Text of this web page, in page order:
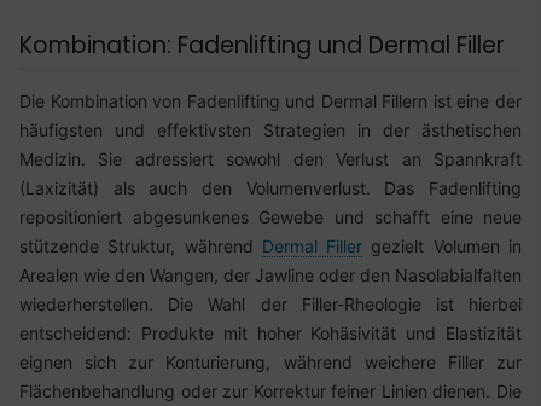
Kombination: Fadenlifting und Dermal Filler
Die Kombination von Fadenlifting und Dermal Fillern ist eine der
häufigsten und effektivsten Strategien in der ästhetischen
Medizin. Sie adressiert sowohl den Verlust an Spannkraft
(Laxizität) als auch den Volumenverlust. Das Fadenlifting
repositioniert abgesunkenes Gewebe und schafft eine neue
stützende Struktur, während Dermal Filler gezielt Volumen in
Arealen wie den Wangen, der Jawline oder den Nasolabialfalten
wiederherstellen. Die Wahl der Filler-Rheologie ist hierbei
entscheidend: Produkte mit hoher Kohäsivität und Elastizität
eignen sich zur Konturierung, während weichere Filler zur
Flächenbehandlung oder zur Korrektur feiner Linien dienen. Die